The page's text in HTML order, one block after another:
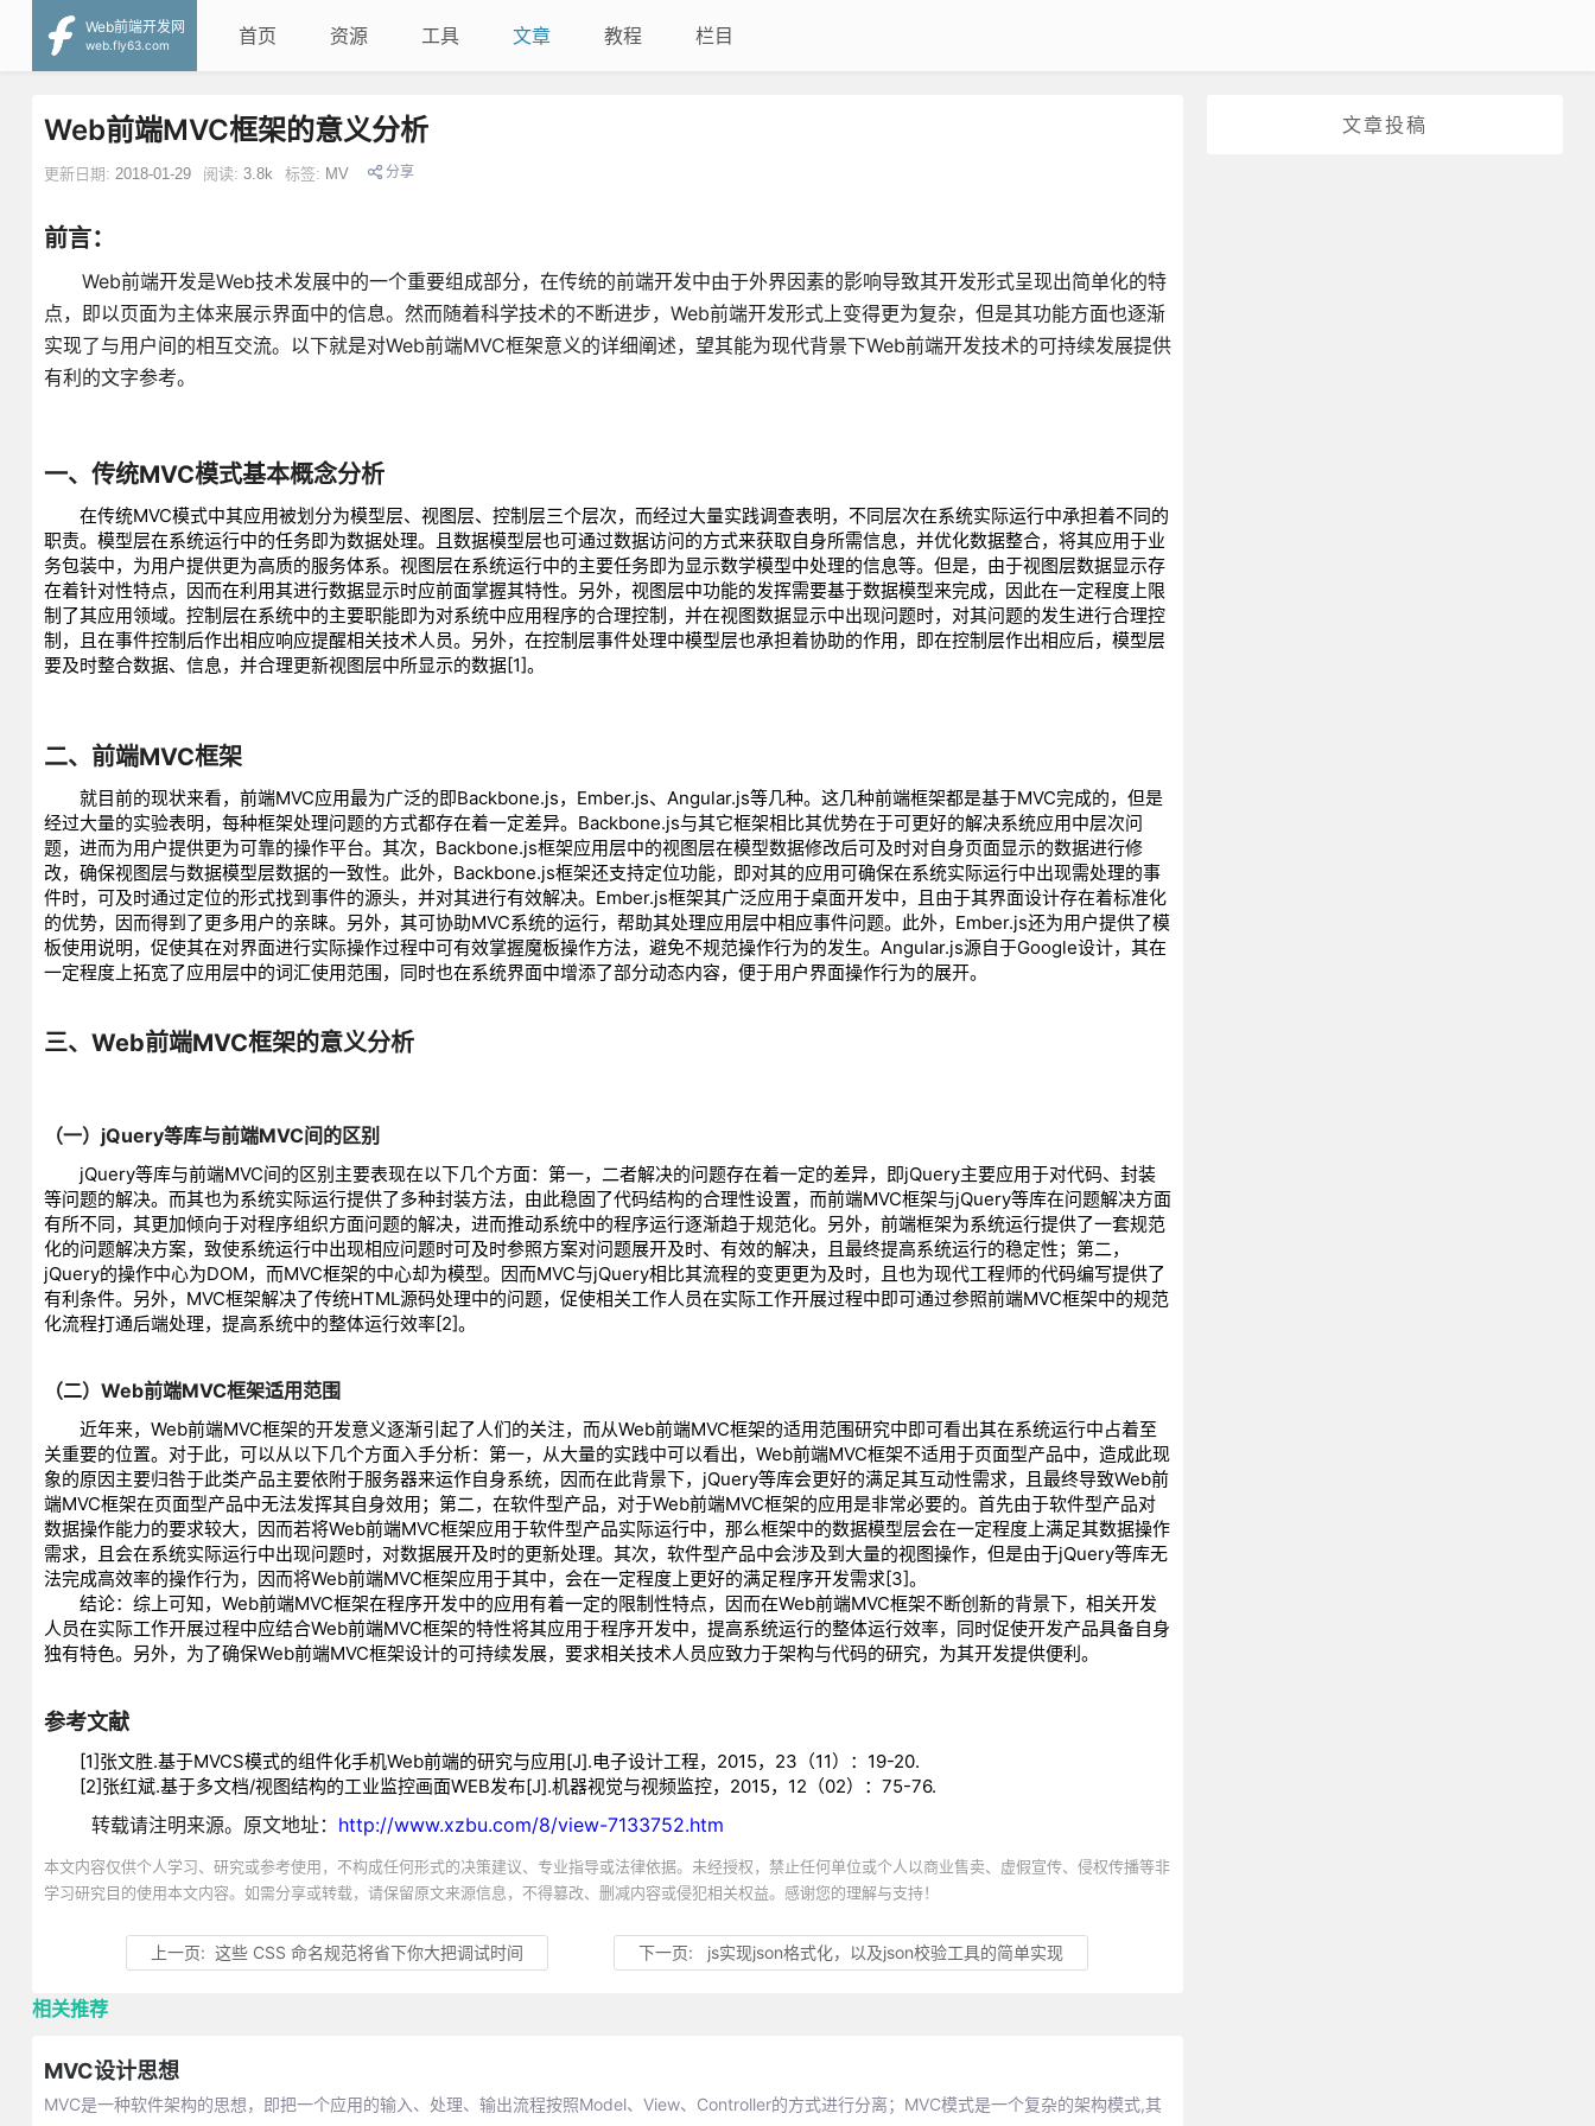
Web前端开发网
web.fly63.com
首页 资源 工具 文章 教程 栏目
文章投稿
Web前端MVC框架的意义分析
更新日期: 2018-01-29 阅读: 3.8k 标签: MV 分享
前言：
Web前端开发是Web技术发展中的一个重要组成部分，在传统的前端开发中由于外界因素的影响导致其开发形式呈现出简单化的特
点，即以页面为主体来展示界面中的信息。然而随着科学技术的不断进步，Web前端开发形式上变得更为复杂，但是其功能方面也逐渐
实现了与用户间的相互交流。以下就是对Web前端MVC框架意义的详细阐述，望其能为现代背景下Web前端开发技术的可持续发展提供
有利的文字参考。
一、传统MVC模式基本概念分析
在传统MVC模式中其应用被划分为模型层、视图层、控制层三个层次，而经过大量实践调查表明，不同层次在系统实际运行中承担着不同的
职责。模型层在系统运行中的任务即为数据处理。且数据模型层也可通过数据访问的方式来获取自身所需信息，并优化数据整合，将其应用于业
务包装中，为用户提供更为高质的服务体系。视图层在系统运行中的主要任务即为显示数学模型中处理的信息等。但是，由于视图层数据显示存
在着针对性特点，因而在利用其进行数据显示时应前面掌握其特性。另外，视图层中功能的发挥需要基于数据模型来完成，因此在一定程度上限
制了其应用领域。控制层在系统中的主要职能即为对系统中应用程序的合理控制，并在视图数据显示中出现问题时，对其问题的发生进行合理控
制，且在事件控制后作出相应响应提醒相关技术人员。另外，在控制层事件处理中模型层也承担着协助的作用，即在控制层作出相应后，模型层
要及时整合数据、信息，并合理更新视图层中所显示的数据[1]。
二、前端MVC框架
就目前的现状来看，前端MVC应用最为广泛的即Backbone.js，Ember.js、Angular.js等几种。这几种前端框架都是基于MVC完成的，但是
经过大量的实验表明，每种框架处理问题的方式都存在着一定差异。Backbone.js与其它框架相比其优势在于可更好的解决系统应用中层次问
题，进而为用户提供更为可靠的操作平台。其次，Backbone.js框架应用层中的视图层在模型数据修改后可及时对自身页面显示的数据进行修
改，确保视图层与数据模型层数据的一致性。此外，Backbone.js框架还支持定位功能，即对其的应用可确保在系统实际运行中出现需处理的事
件时，可及时通过定位的形式找到事件的源头，并对其进行有效解决。Ember.js框架其广泛应用于桌面开发中，且由于其界面设计存在着标准化
的优势，因而得到了更多用户的亲睐。另外，其可协助MVC系统的运行，帮助其处理应用层中相应事件问题。此外，Ember.js还为用户提供了模
板使用说明，促使其在对界面进行实际操作过程中可有效掌握魔板操作方法，避免不规范操作行为的发生。Angular.js源自于Google设计，其在
一定程度上拓宽了应用层中的词汇使用范围，同时也在系统界面中增添了部分动态内容，便于用户界面操作行为的展开。
三、Web前端MVC框架的意义分析
（一）jQuery等库与前端MVC间的区别
jQuery等库与前端MVC间的区别主要表现在以下几个方面：第一，二者解决的问题存在着一定的差异，即jQuery主要应用于对代码、封装
等问题的解决。而其也为系统实际运行提供了多种封装方法，由此稳固了代码结构的合理性设置，而前端MVC框架与jQuery等库在问题解决方面
有所不同，其更加倾向于对程序组织方面问题的解决，进而推动系统中的程序运行逐渐趋于规范化。另外，前端框架为系统运行提供了一套规范
化的问题解决方案，致使系统运行中出现相应问题时可及时参照方案对问题展开及时、有效的解决，且最终提高系统运行的稳定性；第二，
jQuery的操作中心为DOM，而MVC框架的中心却为模型。因而MVC与jQuery相比其流程的变更更为及时，且也为现代工程师的代码编写提供了
有利条件。另外，MVC框架解决了传统HTML源码处理中的问题，促使相关工作人员在实际工作开展过程中即可通过参照前端MVC框架中的规范
化流程打通后端处理，提高系统中的整体运行效率[2]。
（二）Web前端MVC框架适用范围
近年来，Web前端MVC框架的开发意义逐渐引起了人们的关注，而从Web前端MVC框架的适用范围研究中即可看出其在系统运行中占着至
关重要的位置。对于此，可以从以下几个方面入手分析：第一，从大量的实践中可以看出，Web前端MVC框架不适用于页面型产品中，造成此现
象的原因主要归咎于此类产品主要依附于服务器来运作自身系统，因而在此背景下，jQuery等库会更好的满足其互动性需求，且最终导致Web前
端MVC框架在页面型产品中无法发挥其自身效用；第二，在软件型产品，对于Web前端MVC框架的应用是非常必要的。首先由于软件型产品对
数据操作能力的要求较大，因而若将Web前端MVC框架应用于软件型产品实际运行中，那么框架中的数据模型层会在一定程度上满足其数据操作
需求，且会在系统实际运行中出现问题时，对数据展开及时的更新处理。其次，软件型产品中会涉及到大量的视图操作，但是由于jQuery等库无
法完成高效率的操作行为，因而将Web前端MVC框架应用于其中，会在一定程度上更好的满足程序开发需求[3]。
结论：综上可知，Web前端MVC框架在程序开发中的应用有着一定的限制性特点，因而在Web前端MVC框架不断创新的背景下，相关开发
人员在实际工作开展过程中应结合Web前端MVC框架的特性将其应用于程序开发中，提高系统运行的整体运行效率，同时促使开发产品具备自身
独有特色。另外，为了确保Web前端MVC框架设计的可持续发展，要求相关技术人员应致力于架构与代码的研究，为其开发提供便利。
参考文献
[1]张文胜.基于MVCS模式的组件化手机Web前端的研究与应用[J].电子设计工程，2015，23（11）：19-20.
[2]张红斌.基于多文档/视图结构的工业监控画面WEB发布[J].机器视觉与视频监控，2015，12（02）：75-76.
转载请注明来源。原文地址： http://www.xzbu.com/8/view-7133752.htm
本文内容仅供个人学习、研究或参考使用，不构成任何形式的决策建议、专业指导或法律依据。未经授权，禁止任何单位或个人以商业售卖、虚假宣传、侵权传播等非
学习研究目的使用本文内容。如需分享或转载，请保留原文来源信息，不得篡改、删减内容或侵犯相关权益。感谢您的理解与支持！
上一页:这些 CSS 命名规范将省下你大把调试时间 下一页: js实现json格式化，以及json校验工具的简单实现
相关推荐
MVC设计思想
MVC是一种软件架构的思想，即把一个应用的输入、处理、输出流程按照Model、View、Controller的方式进行分离；MVC模式是一个复杂的架构模式,其